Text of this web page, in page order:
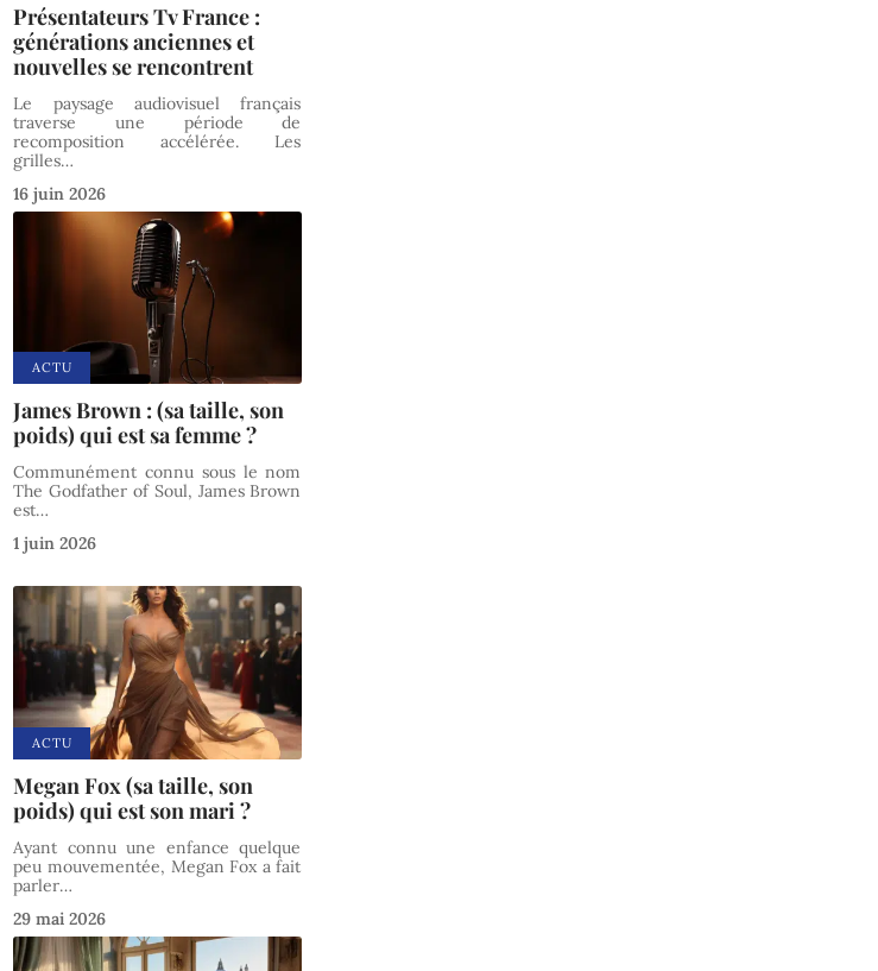
Présentateurs Tv France :
générations anciennes et
nouvelles se rencontrent
Le paysage audiovisuel français
traverse une période de
recomposition accélérée. Les
grilles…
16 juin 2026
ACTU
James Brown : (sa taille, son
poids) qui est sa femme ?
Communément connu sous le nom
The Godfather of Soul, James Brown
est…
1 juin 2026
ACTU
Megan Fox (sa taille, son
poids) qui est son mari ?
Ayant connu une enfance quelque
peu mouvementée, Megan Fox a fait
parler…
29 mai 2026